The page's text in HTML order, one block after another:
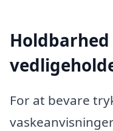
Holdbarhed
For at bevare